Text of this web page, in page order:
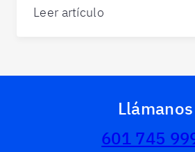
Leer artículo
Llámanos
601 745